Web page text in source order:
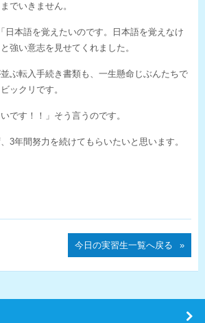
でいきません。
日本語を覚えたいのです。日本語を覚えなけ
強い意志を見せてくれました。
ぶ転入手続き書類も、一生懸命じぶんたちで
ックリです。
です！！」そう言うのです。
3年間努力を続けてもらいたいと思います。
今日の実習生一覧へ戻る